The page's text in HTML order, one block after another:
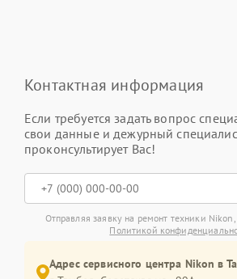
Контактная информация
Если требуется задать вопрос
свои данные и дежурный
проконсультирует Вас!
Отправляя заявку на ремонт техники
Политикой
Адрес сервисного центра Nikon в